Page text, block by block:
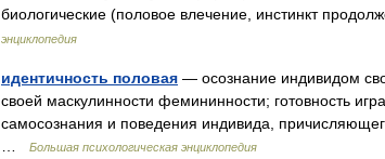
биологические (половое влечение, инстинкт
энциклопедия
идентичность половая — осознание индивидом
своей маскулинности фемининности; готовность
самосознания и поведения индивида,
Большая психологическая энциклопедия